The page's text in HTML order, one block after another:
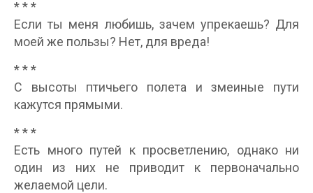
* * *
Если ты меня любишь, зачем упрекаешь? Для
моей же пользы? Нет, для вреда!
* * *
С высоты птичьего полета и змеиные пути
кажутся прямыми.
* * *
Есть много путей к просветлению, однако ни
один из них не приводит к первоначально
желаемой цели.